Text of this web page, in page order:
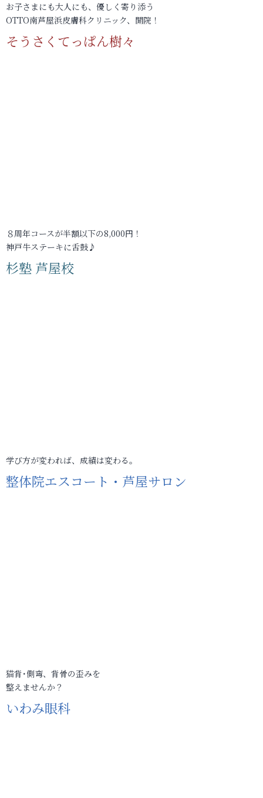
お子さまにも大人にも、優しく寄り添う
OTTO南芦屋浜皮膚科クリニック、開院！
そうさくてっぱん樹々
８周年コースが半額以下の8,000円！
神戸牛ステーキに舌鼓♪
杉塾 芦屋校
学び方が変われば、成績は変わる。
整体院エスコート・芦屋サロン
猫背･側弯、背骨の歪みを
整えませんか？
いわみ眼科